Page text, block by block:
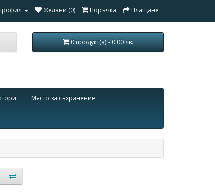
Желани (0) Поръчка Плащане
0 продукт(а) - 0.00 лв.
Място за съхранение